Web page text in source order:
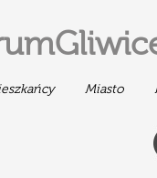
Miasto